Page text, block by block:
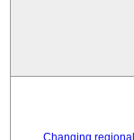
Changing